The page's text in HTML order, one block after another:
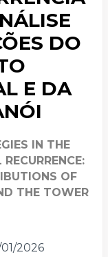
DO
E DA
IN THE
OF
THE TOWER
2026